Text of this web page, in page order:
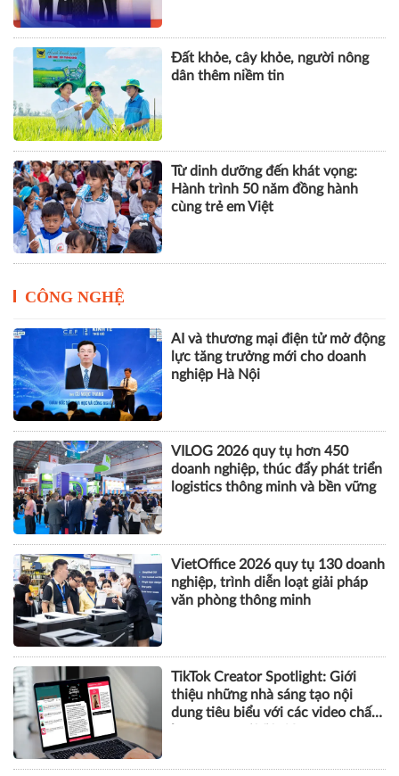
Đất khỏe, cây khỏe, người nông
dân thêm niềm tin
Từ dinh dưỡng đến khát vọng:
Hành trình 50 năm đồng hành
cùng trẻ em Việt
CÔNG NGHỆ
AI và thương mại điện tử mở động
lực tăng trưởng mới cho doanh
nghiệp Hà Nội
VILOG 2026 quy tụ hơn 450
doanh nghiệp, thúc đẩy phát triển
logistics thông minh và bền vững
VietOffice 2026 quy tụ 130 doanh
nghiệp, trình diễn loạt giải pháp
văn phòng thông minh
TikTok Creator Spotlight: Giới
thiệu những nhà sáng tạo nội
dung tiêu biểu với các video chất